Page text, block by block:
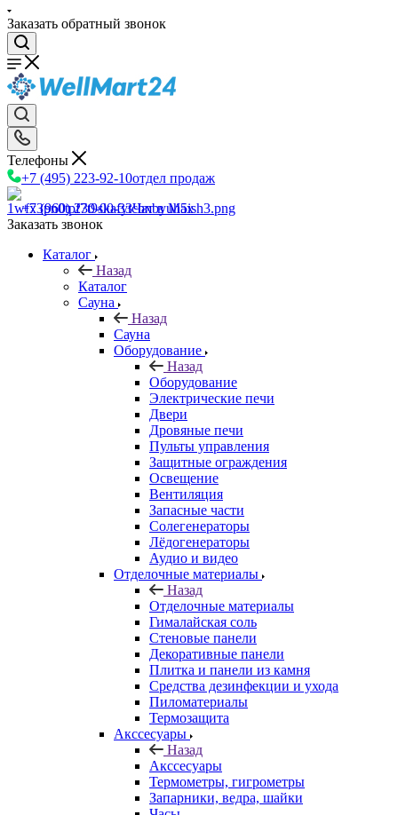
Заказать обратный звонок
Телефоны
+7 (495) 223-92-10отдел продаж
+7 (960) 230-00-33Чат в Max
Заказать звонок
Каталог
Назад
Каталог
Сауна
Назад
Сауна
Оборудование
Назад
Оборудование
Электрические печи
Двери
Дровяные печи
Пульты управления
Защитные ограждения
Освещение
Вентиляция
Запасные части
Солегенераторы
Лёдогенераторы
Аудио и видео
Отделочные материалы
Назад
Отделочные материалы
Гималайская соль
Стеновые панели
Декоративные панели
Плитка и панели из камня
Средства дезинфекции и ухода
Пиломатериалы
Термозащита
Аксcесуары
Назад
Аксcесуары
Термометры, гигрометры
Запарники, ведра, шайки